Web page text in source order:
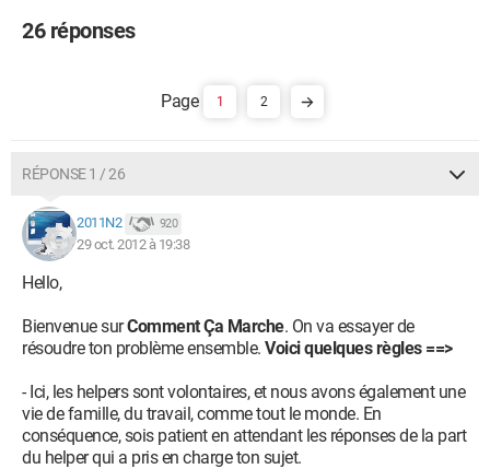
26 réponses
1 2
RÉPONSE 1 / 26
2011N2 920
29 oct. 2012 à 19:38
Hello,
Bienvenue surComment Ça Marche. On va essayer de
résoudre ton problème ensemble. Voici quelques règles ==>
- Ici, les helpers sont volontaires, et nous avons également une
vie de famille, du travail, comme tout le monde. En
conséquence, sois patient en attendant les réponses de la part
du helper qui a pris en charge ton sujet.